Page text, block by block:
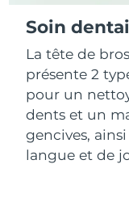
Soin
La tête de
présente 2
pour un
dents et un
gencives,
langue et de
R.A.S. chinoise
Macao
Malaisie
Malte
Mexique